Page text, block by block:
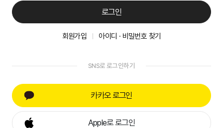
로그인
회원가입 아이디 · 비밀번호 찾기
SNS로 로그인하기
카카오 로그인
Apple로 로그인